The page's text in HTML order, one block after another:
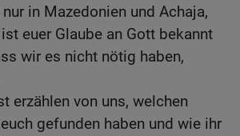
in Mazedonien und Achaja,
euer Glaube an Gott bekannt
wir es nicht nötig haben,
erzählen von uns, welchen
gefunden haben und wie ihr